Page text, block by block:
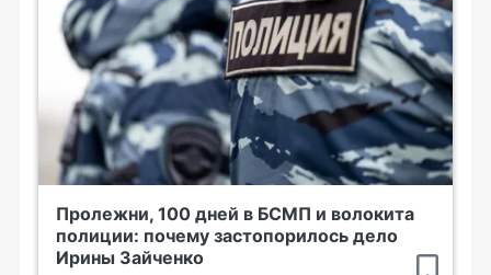
Пролежни, 100 дней в БСМП и волокита
полиции: почему застопорилось дело
Ирины Зайченко